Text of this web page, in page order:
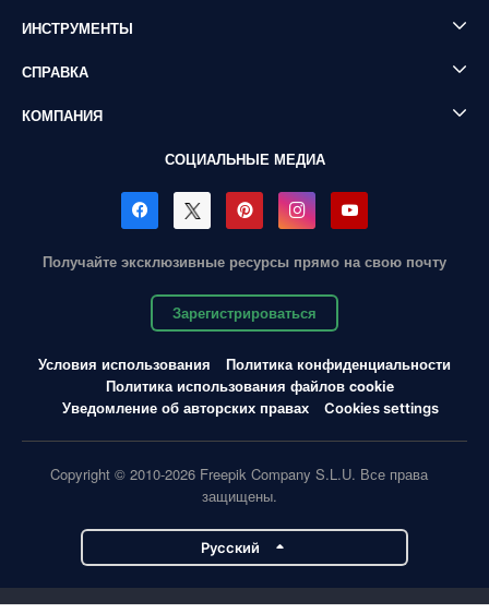
ИНСТРУМЕНТЫ
СПРАВКА
КОМПАНИЯ
СОЦИАЛЬНЫЕ МЕДИА
Получайте эксклюзивные ресурсы прямо на свою почту
Зарегистрироваться
Условия использования
Политика конфиденциальности
Политика использования файлов cookie
Уведомление об авторских правах
Cookies settings
Copyright © 2010-2026 Freepik Company S.L.U. Все права
защищены.
Pусский